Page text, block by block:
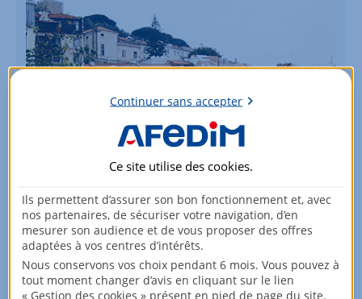
Vous souhaitez investir dans votre
Voir les biens
Continuer sans accepter
Ce site utilise des cookies.
Ils permettent d’assurer son bon fonctionnement et, avec
nos partenaires, de sécuriser votre navigation, d’en
mesurer son audience et de vous proposer des offres
adaptées à vos centres d’intérêts.
Nous conservons vos choix pendant 6 mois. Vous pouvez à
tout moment changer d’avis en cliquant sur le lien
« Gestion des cookies » présent en pied de page du site.